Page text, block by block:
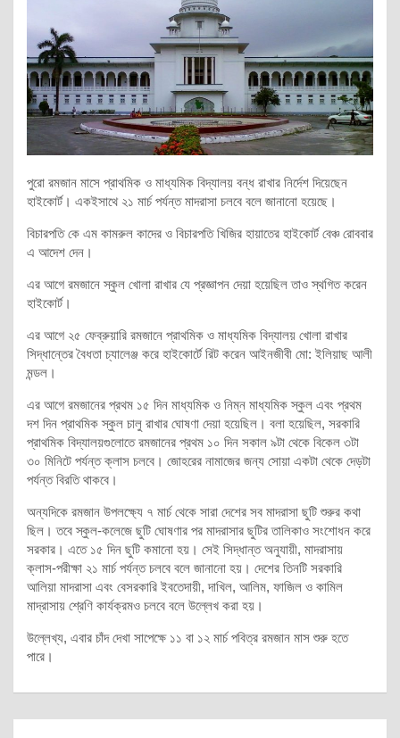
পুরো রমজান মাসে প্রাথমিক ও মাধ্যমিক বিদ্যালয় বন্ধ রাখার নির্দেশ দিয়েছেন
হাইকোর্ট। একইসাথে ২১ মার্চ পর্যন্ত মাদরাসা চলবে বলে জানানো হয়েছে।
বিচারপতি কে এম কামরুল কাদের ও বিচারপতি খিজির হায়াতের হাইকোর্ট বেঞ্চ রোববার
এ আদেশ দেন।
এর আগে রমজানে স্কুল খোলা রাখার যে প্রজ্ঞাপন দেয়া হয়েছিল তাও স্থগিত করেন
হাইকোর্ট।
এর আগে ২৫ ফেব্রুয়ারি রমজানে প্রাথমিক ও মাধ্যমিক বিদ্যালয় খোলা রাখার
সিদ্ধান্তের বৈধতা চ্যালেঞ্জ করে হাইকোর্টে রিট করেন আইনজীবী মো: ইলিয়াছ আলী
মন্ডল।
এর আগে রমজানের প্রথম ১৫ দিন মাধ্যমিক ও নিম্ন মাধ্যমিক স্কুল এবং প্রথম
দশ দিন প্রাথমিক স্কুল চালু রাখার ঘোষণা দেয়া হয়েছিল। বলা হয়েছিল, সরকারি
প্রাথমিক বিদ্যালয়গুলোতে রমজানের প্রথম ১০ দিন সকাল ৯টা থেকে বিকেল ৩টা
৩০ মিনিটে পর্যন্ত ক্লাস চলবে। জোহরের নামাজের জন্য সোয়া একটা থেকে দেড়টা
পর্যন্ত বিরতি থাকবে।
অন্যদিকে রমজান উপলক্ষ্যে ৭ মার্চ থেকে সারা দেশের সব মাদরাসা ছুটি শুরুর কথা
ছিল। তবে স্কুল-কলেজে ছুটি ঘোষণার পর মাদরাসার ছুটির তালিকাও সংশোধন করে
সরকার। এতে ১৫ দিন ছুটি কমানো হয়। সেই সিদ্ধান্ত অনুযায়ী, মাদরাসায়
ক্লাস-পরীক্ষা ২১ মার্চ পর্যন্ত চলবে বলে জানানো হয়। দেশের তিনটি সরকারি
আলিয়া মাদরাসা এবং বেসরকারি ইবতেদায়ী, দাখিল, আলিম, ফাজিল ও কামিল
মাদ্রাসায় শ্রেণি কার্যক্রমও চলবে বলে উল্লেখ করা হয়।
উল্লেখ্য, এবার চাঁদ দেখা সাপেক্ষে ১১ বা ১২ মার্চ পবিত্র রমজান মাস শুরু হতে
পারে।